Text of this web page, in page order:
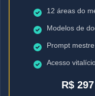
12 áreas do
Modelos de
Prompt
Acesso
R$ 297